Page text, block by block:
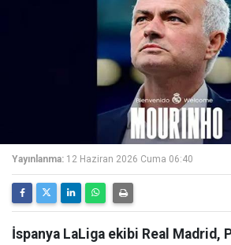
Yayınlanma: 12 Haziran 2026 Cuma 06:40
İspanya LaLiga ekibi Real